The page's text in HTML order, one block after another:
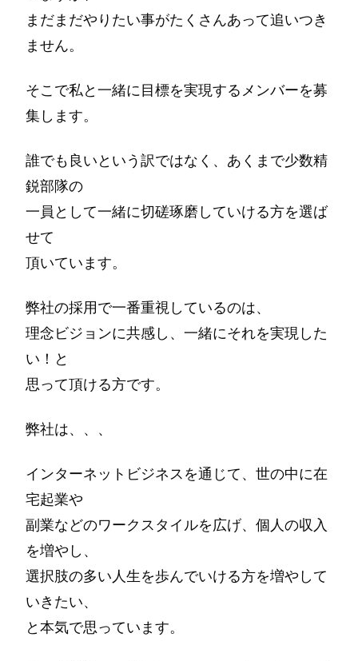
まだまだやりたい事がたくさんあって追いつき
ません。
そこで私と一緒に目標を実現するメンバーを募
集します。
誰でも良いという訳ではなく、あくまで少数精
鋭部隊の
一員として一緒に切磋琢磨していける方を選ば
せて
頂いています。
弊社の採用で一番重視しているのは、
理念ビジョンに共感し、一緒にそれを実現した
い！と
思って頂ける方です。
弊社は、、、
インターネットビジネスを通じて、世の中に在
宅起業や
副業などのワークスタイルを広げ、個人の収入
を増やし、
選択肢の多い人生を歩んでいける方を増やして
いきたい、
と本気で思っています。